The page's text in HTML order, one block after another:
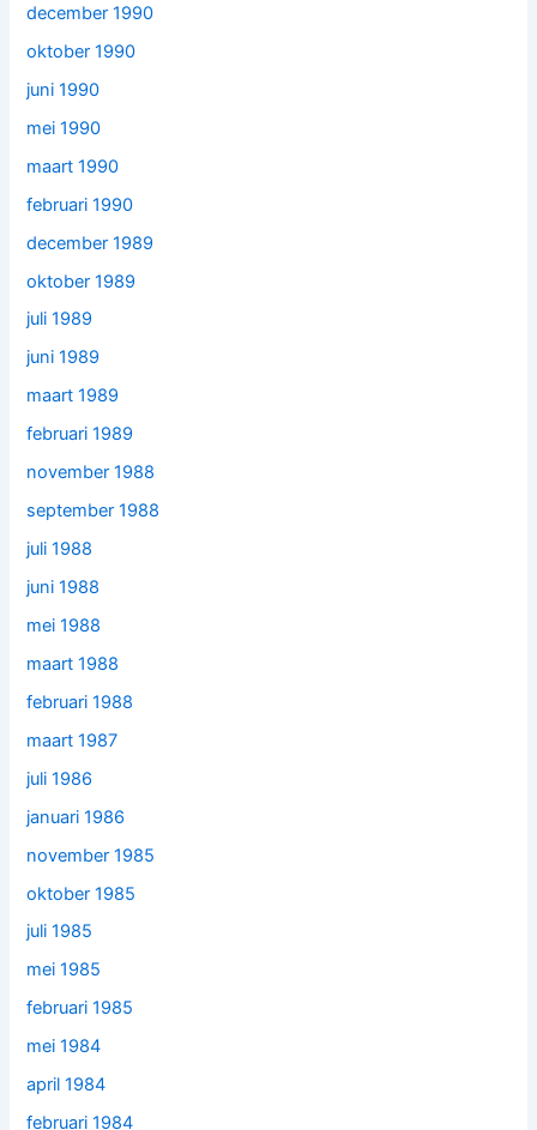
december 1990
oktober 1990
juni 1990
mei 1990
maart 1990
februari 1990
december 1989
oktober 1989
juli 1989
juni 1989
maart 1989
februari 1989
november 1988
september 1988
juli 1988
juni 1988
mei 1988
maart 1988
februari 1988
maart 1987
juli 1986
januari 1986
november 1985
oktober 1985
juli 1985
mei 1985
februari 1985
mei 1984
april 1984
februari 1984